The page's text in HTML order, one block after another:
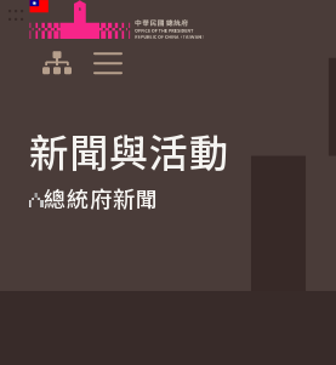
跳到主要內容
中華民國總統府
新聞與活動
總統府新聞